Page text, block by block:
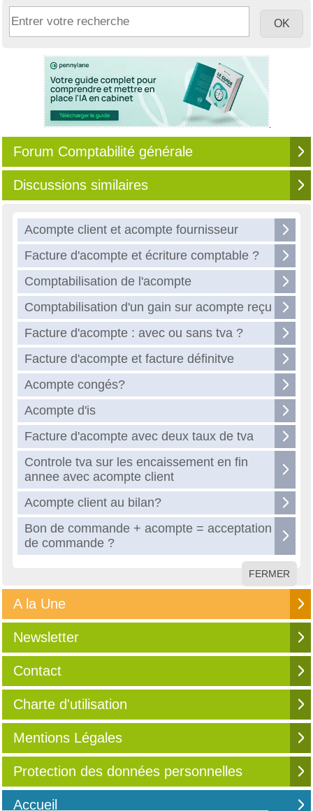
Forum Comptabilité générale
Discussions similaires
Acompte client et acompte fournisseur
Facture d'acompte et écriture comptable ?
Comptabilisation de l'acompte
Comptabilisation d'un gain sur acompte reçu
Facture d'acompte : avec ou sans tva ?
Facture d'acompte et facture définitve
Acompte congés?
Acompte d'is
Facture d'acompte avec deux taux de tva
Controle tva sur les encaissement en fin
annee avec acompte client
Acompte client au bilan?
Bon de commande + acompte = acceptation
de commande ?
FERMER
A la Une
Newsletter
Contact
Charte d'utilisation
Mentions Légales
Protection des données personnelles
Accueil